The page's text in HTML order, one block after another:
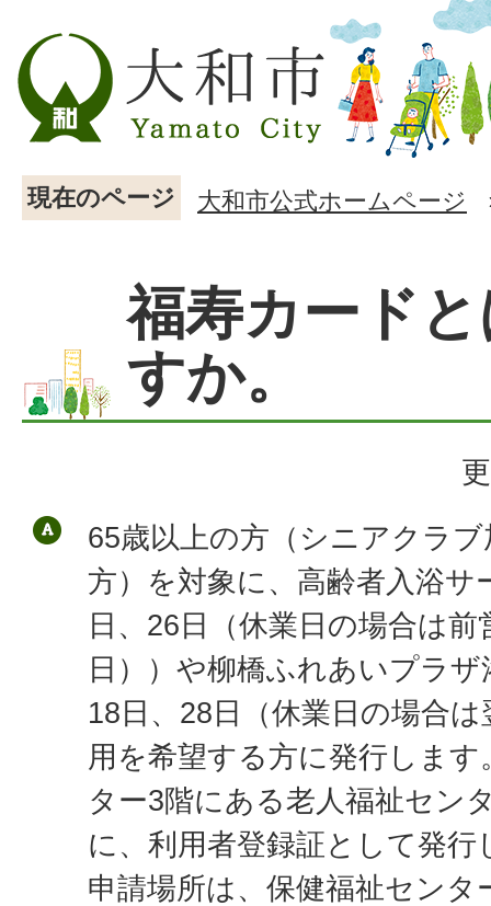
現在のページ 大和市公式ホームページ
福寿カード
すか。
65歳以上の方（シニアクラ
方）を対象に、高齢者入浴サ
日、26日（休業日の場合は
日））や柳橋ふれあいプラ
18日、28日（休業日の場合
用を希望する方に発行しま
ター3階にある老人福祉セン
に、利用者登録証として発行
申請場所は、保健福祉センタ